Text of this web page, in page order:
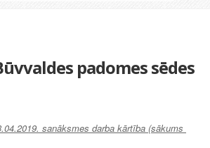
padomes sēdes
sanāksmes darba kārtība (sākums